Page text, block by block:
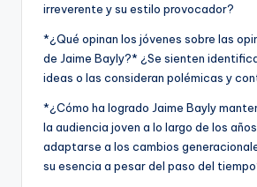
irreverente y su estilo provocador?
*¿Qué opinan los jóvenes sobre las
de Jaime Bayly?* ¿Se sienten
ideas o las consideran polémicas y
*¿Cómo ha logrado Jaime Bayly
la audiencia joven a lo largo de los
adaptarse a los cambios
su esencia a pesar del paso del